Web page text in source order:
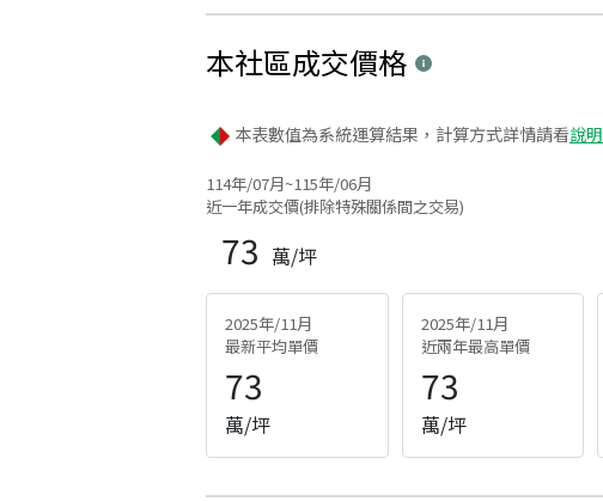
本社區成交價格
本表數值為系統運算結果，計算方式詳情請看說明
114年/07月~115年/06月
近一年成交價(排除特殊關係間之交易)
73 萬/坪
2025年/11月
最新平均單價
73
萬/坪
2025年/11月
近兩年最高單價
73
萬/坪